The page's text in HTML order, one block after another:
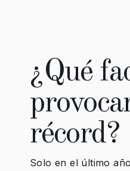
¿Qué
récord?
Solo en el último